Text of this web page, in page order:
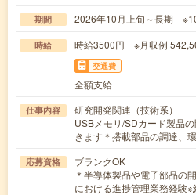
期間 2026年10月上旬～長期
時給 時給3500円 ※月収例
交通費
全額支給
仕事内容
研究開発関連（技術系）
USBメモリ/SDカード製品
きます＊搭載部品の調達、
応募資格
ブランクOK
＊半導体製品や電子部品の
における進捗管理業務経験